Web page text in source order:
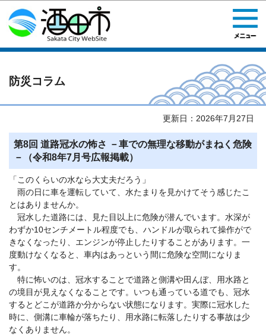
このページの本文へ移動
防災コラム
更新日：2026年7月27日
第8回 道路冠水の怖さ －車での無理な移動がまねく危険
－（令和8年7月号広報掲載）
「このくらいの水なら大丈夫だろう」
雨の日に車を運転していて、水たまりを見かけてそう感じたこ
とはありませんか。
冠水した道路には、見た目以上に危険が潜んでいます。水深が
わずか10センチメートル程度でも、ハンドルが取られて操作がで
きなくなったり、エンジンが停止したりすることがあります。一
度動けなくなると、車内はあっという間に危険な空間になりま
す。
特に怖いのは、冠水することで道路と側溝や田んぼ、用水路と
の境目が見えなくなることです。いつも通っている道でも、冠水
するとどこが道路か分からない状態になります。実際に冠水した
時に、側溝に車輪が落ちたり、用水路に転落したりする事故は少
なくありません。